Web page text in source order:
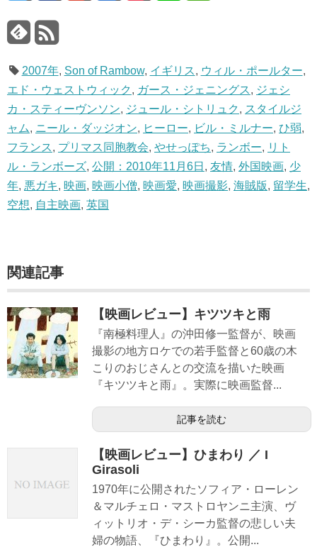
2007年, Son of Rambow, イギリス, ウィル・ポールター,
エド・ウェストウィック , ガース・ジェニングス, ジェシ
カ・スティーヴンソン, ジュール・シトリュク , スタイルジ
ャム, ニール・ダッジオン, ヒーロー, ビル・ミルナー, ひ弱,
フランス, プリマス同胞教会, やせっぽち, ランボー, リト
ル・ランボーズ, 公開：2010年11月6日 , 友情, 外国映画, 少
年, 悪ガキ, 映画, 映画小僧, 映画愛, 映画撮影, 海賊版, 留学生,
空想, 自主映画, 英国
関連記事
【映画レビュー】キツツキと雨
『南極料理人』の沖田修一監督が、映画
撮影の地方ロケでの若手監督と60歳の木
こりのおじさんとの交流を描いた映画
『キツツキと雨』。実際に映画監督...
記事を読む
【映画レビュー】ひまわり ／ I
Girasoli
1970年に公開されたソフィア・ローレン
＆マルチェロ・マストロヤンニ主演、ヴ
ィットリオ・デ・シーカ監督の悲しい夫
婦の物語、『ひまわり』。公開...